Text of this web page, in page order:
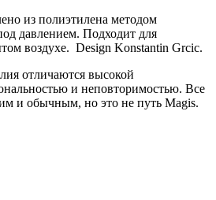
из полиэтилена методом
давлением. Подходит для
воздухе. Design Konstantin Grcic.
отличаются высокой
и неповторимостью. Все
и обычным, но это не путь Magis.